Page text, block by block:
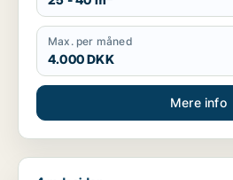
Max. per måned
4.000 DKK
Mere info